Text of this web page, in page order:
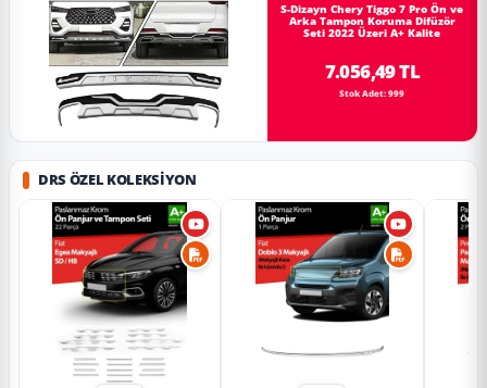
S-Dizayn Chery Tiggo 7 Pro Ön ve
Arka Tampon Koruma Difüzör
Seti 2022 Üzeri A+ Kalite
7.056,49 TL
Stok Adet: 999
DRS ÖZEL KOLEKSIYON